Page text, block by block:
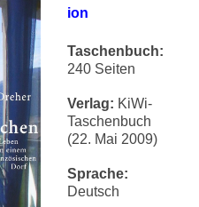
ion
Taschenbuch:
240 Seiten
Verlag: KiWi-
Taschenbuch
(22. Mai 2009)
Sprache:
Deutsch